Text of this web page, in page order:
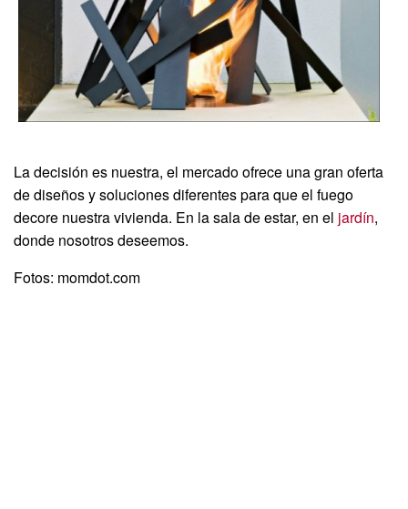
La decisión es nuestra, el mercado ofrece una gran oferta
de diseños y soluciones diferentes para que el fuego
decore nuestra vivienda. En la sala de estar, en el jardín,
donde nosotros deseemos.
Fotos: momdot.com